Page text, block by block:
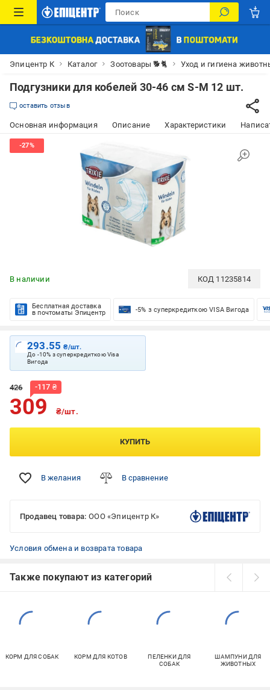
Эпицентр К Каталог Зоотовары 🐕🐈 Уход и гигиена
Подгузники для кобелей 30-46 см S-M 12 шт.
оставить отзыв
Основная информация Описание Характеристики
В наличии КОД 11235814
Бесплатная доставка
в почтоматы Эпицентр
-5% з суперкредиткою VISA Вигода
293.55₴/шт.
До -10% з суперкредиткою Visa
Вигода
426 -117 ₴
309 ₴/шт.
КУПИТЬ
В желания В сравнение
Продавец товара: ООО «Эпицентр К»
Условия обмена и возврата товара
Также покупают из категорий
КОРМ ДЛЯ СОБАК КОРМ ДЛЯ КОТОВ
ПЕЛЕНКИ ДЛЯ
СОБАК
ШАМПУНИ ДЛЯ
ЖИВОТНЫХ